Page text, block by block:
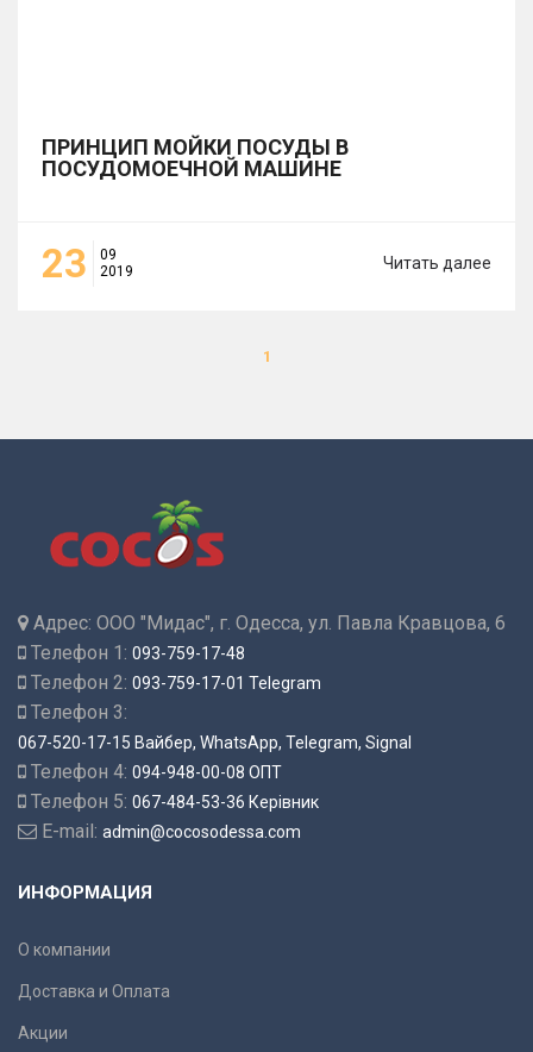
ПРИНЦИП МОЙКИ ПОСУДЫ В
ПОСУДОМОЕЧНОЙ МАШИНЕ
23
09
2019
Читать далее
1
Адрес: ООО "Мидас", г. Одесса, ул. Павла Кравцова, 6
Телефон 1: 093-759-17-48
Телефон 2: 093-759-17-01 Telegram
Телефон 3:
067-520-17-15 Вайбер, WhatsApp, Telegram, Signal
Телефон 4: 094-948-00-08 ОПТ
Телефон 5: 067-484-53-36 Керівник
E-mail: admin@cocosodessa.com
ИНФОРМАЦИЯ
О компании
Доставка и Оплата
Акции